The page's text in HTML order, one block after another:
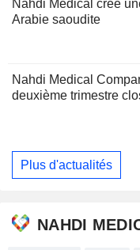
Nahdi Medical crée
Arabie saoudite
Nahdi Medical
deuxième trimestre
Plus d'actualités
NAHDI